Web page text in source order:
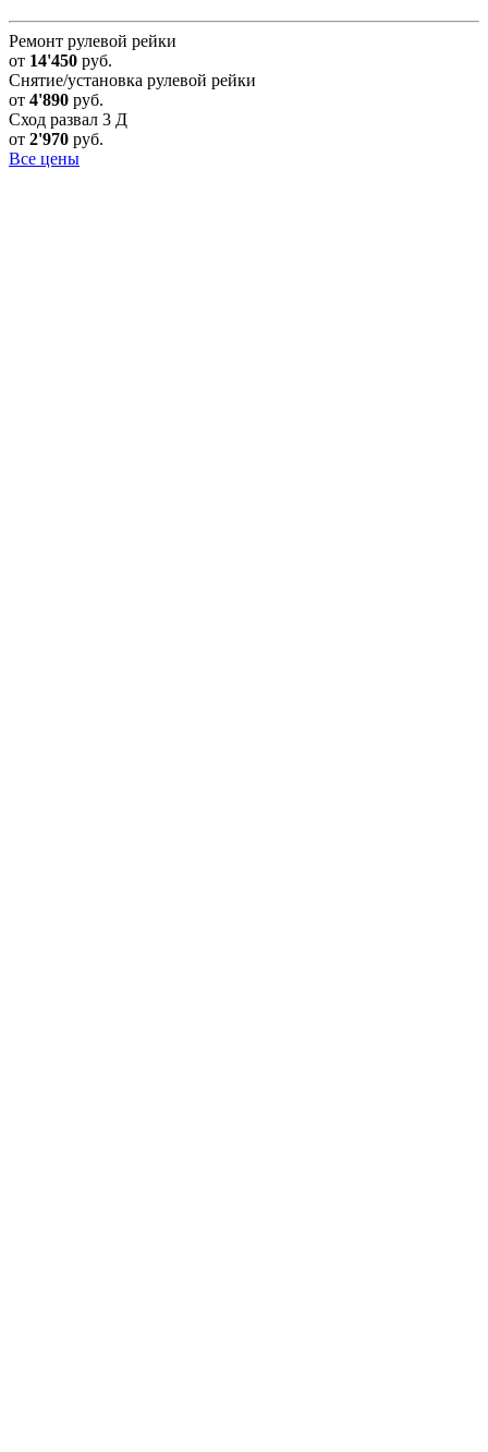
Ремонт рулевой рейки
от 14'450 руб.
Снятие/установка рулевой рейки
от 4'890 руб.
Сход развал 3 Д
от 2'970 руб.
Все цены